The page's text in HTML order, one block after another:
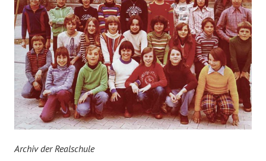
Archiv der Realschule